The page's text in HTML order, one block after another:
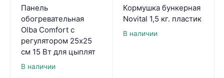
Панель
обогревательная
Olba Comfort с
регулятором 25х25
см 15 Вт для цыплят
В наличии
Кормушка бункерная
Novital 1,5 кг. пластик
В наличии